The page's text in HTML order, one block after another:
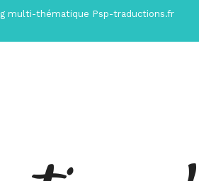
multi-thématique Psp-traductions.fr